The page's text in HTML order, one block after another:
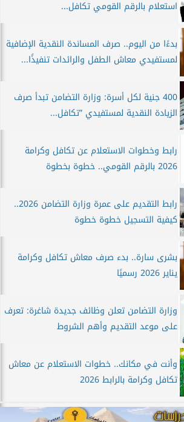
استعلام بالرقم القومي تكافل...
بدءًا من اليوم.. صرف المساندة النقدية الإضافية
لمستفيدي معاش الطفل والرائدات تنفيذًا...
400 جنية لكل أسرة: وزارة التضامن تبدأ صرف
الزيادة النقدية لمستفيدي ”تكافل...
رابط وخطوات الاستعلام عن تكافل وكرامة
2026 بالرقم القومي.. خطوة بخطوة
رابط التقديم على عمرة وزارة التضامن 2026..
كيفية التسجيل خطوة خطوة
بشرى سارة.. بدء صرف معاش تكافل وكرامة
يناير 2026 رسميًا
وزارة التضامن تعلن وظائف جديدة شاغرة: تعرف
على موعد التقديم وأهم الشروط
وأنت في مكانك.. خطوات الاستعلام عن معاش
تكافل وكرامة بالرابط 2026